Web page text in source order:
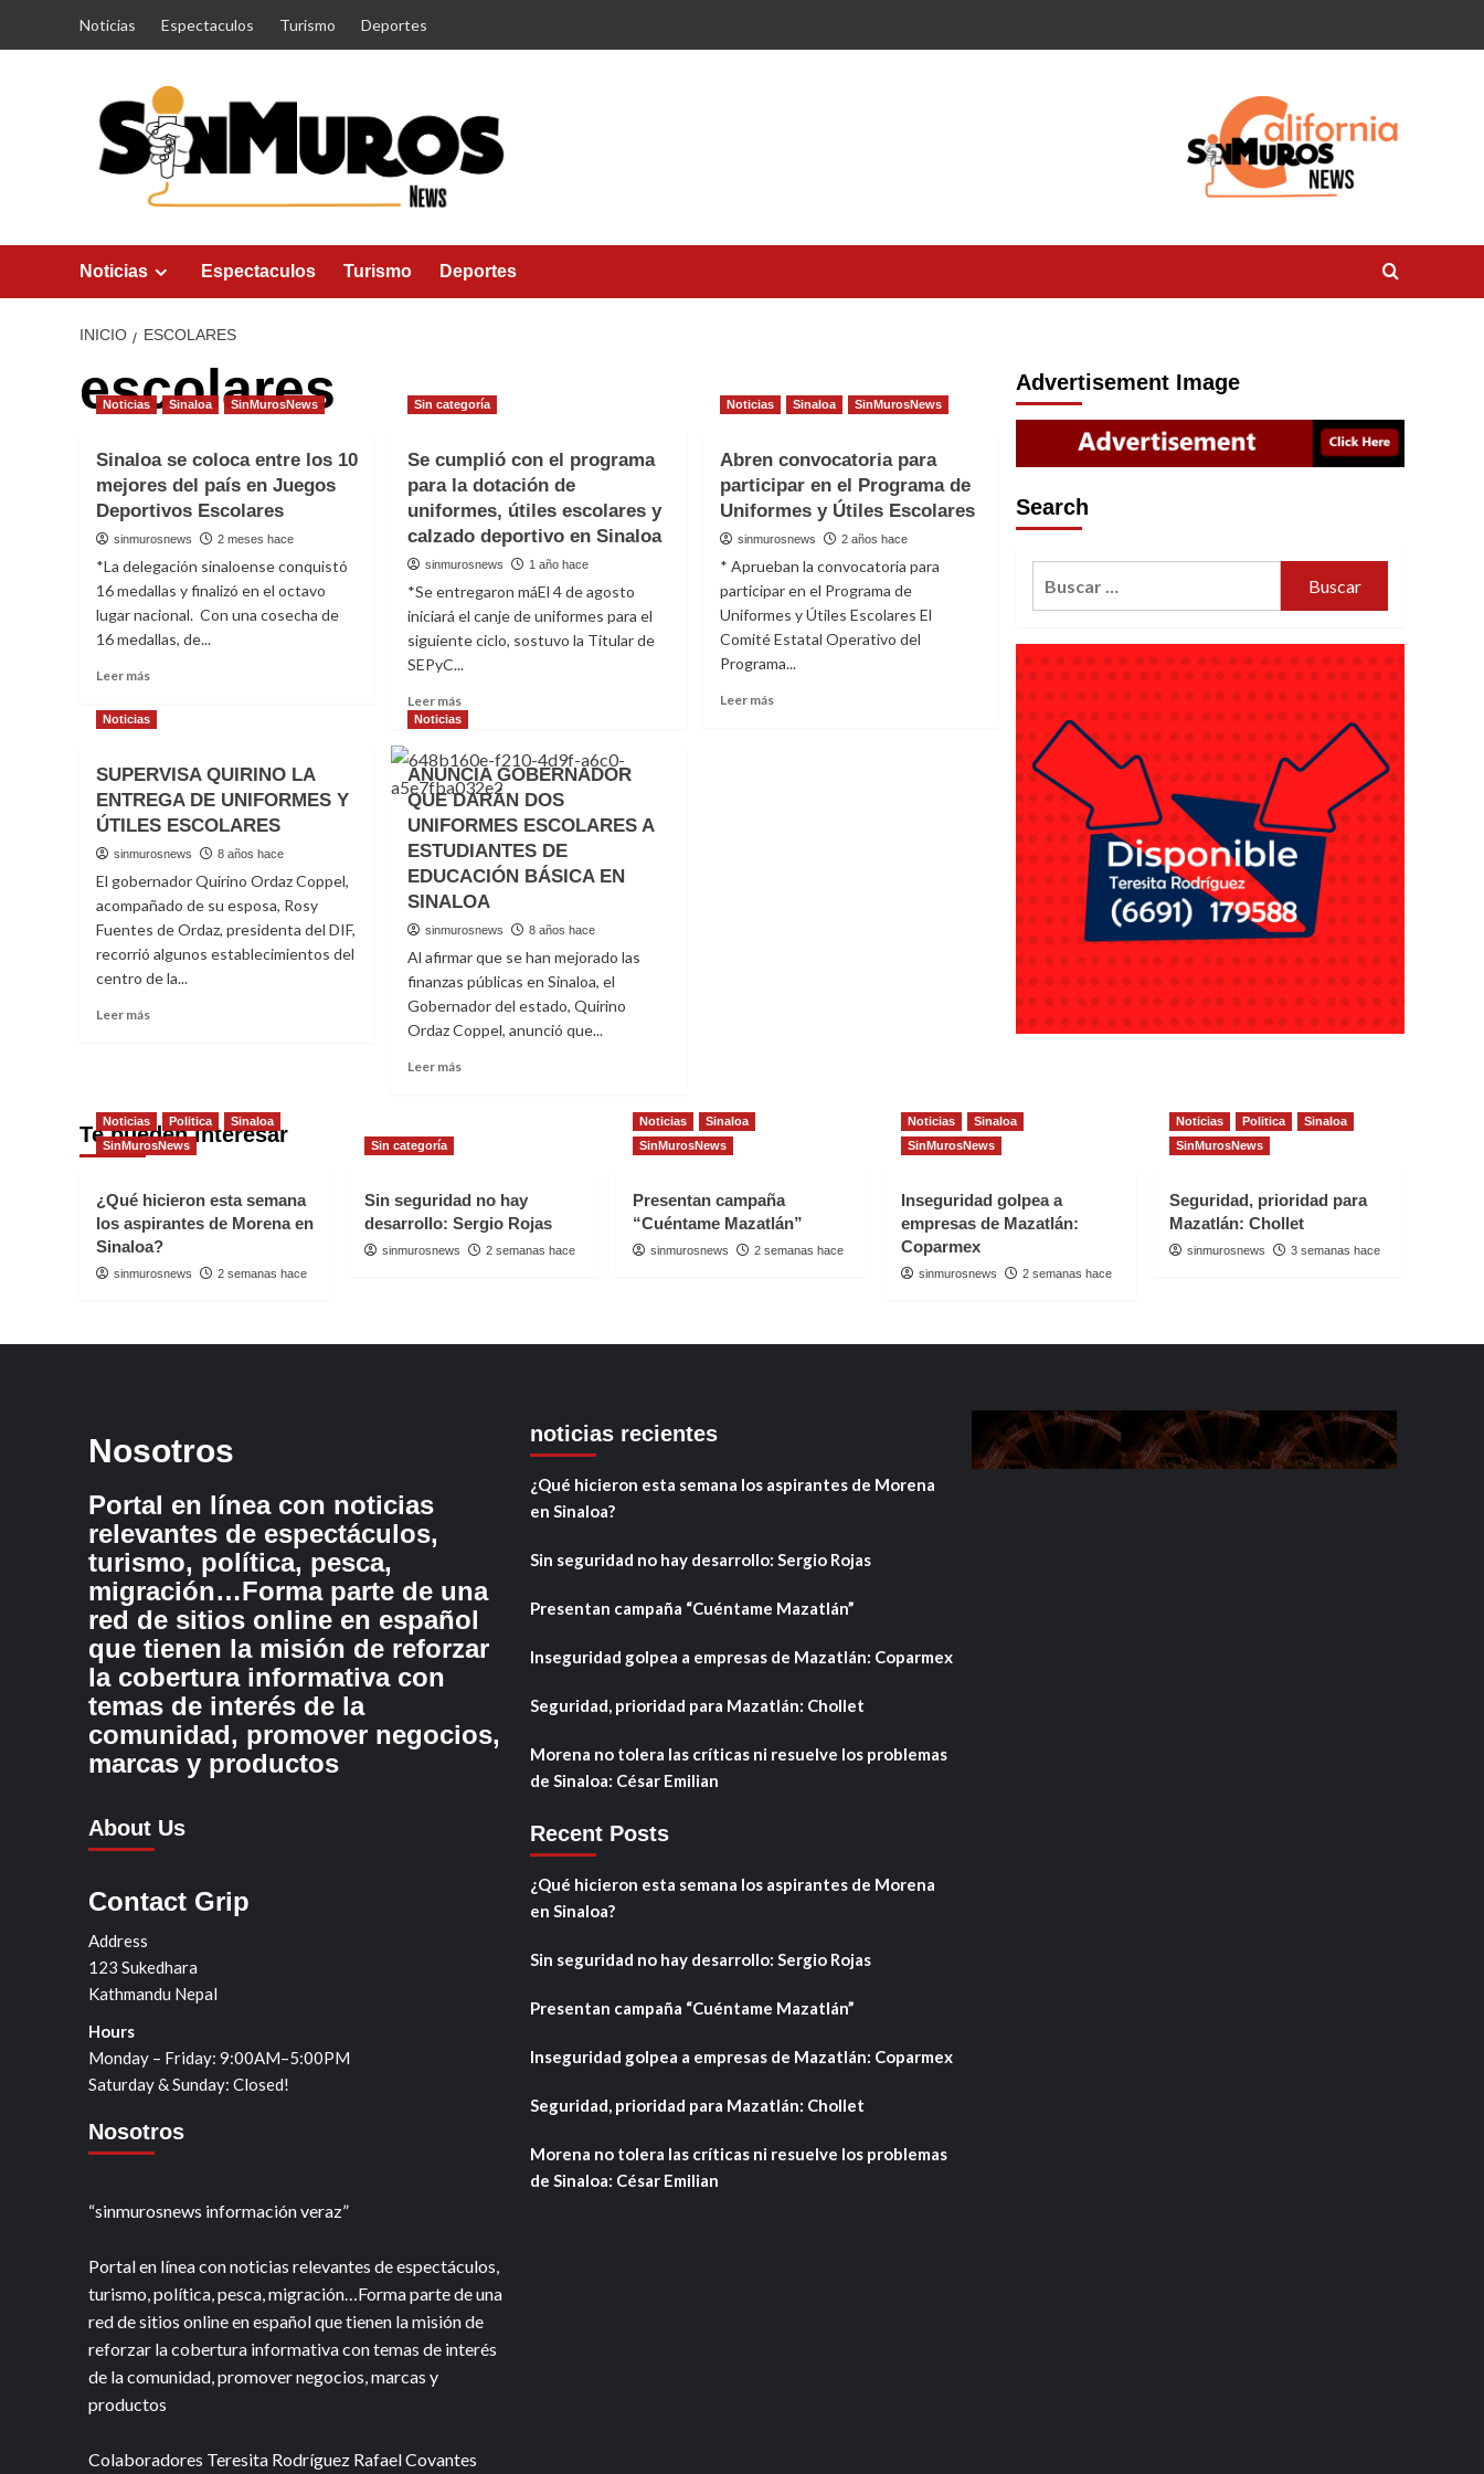
Noticias Espectaculos Turismo Deportes
Noticias Espectaculos Turismo Deportes
INICIO ESCOLARES
escolares
Noticias Sinaloa SinMurosNews
Sinaloa se coloca entre los 10
mejores del país en Juegos
Deportivos Escolares
sinmurosnews 2 meses hace
*La delegación sinaloense conquistó
16 medallas y finalizó en el octavo
lugar nacional. Con una cosecha de
16 medallas, de...
Leer más
about
coloca
entre
los
mejores
del
país
en
Deportivos
Escolares
Sin categoría
Se cumplió con el programa
para la dotación de
uniformes, útiles escolares y
calzado deportivo en Sinaloa
sinmurosnews 1 año hace
*Se entregaron máEl 4 de agosto
iniciará el canje de uniformes para el
siguiente ciclo, sostuvo la Titular de
SEPyC...
Leer más
more
Se
cumplió
con
el
programa
la
dotación
de
uniformes,
útiles
escolares
y
calzado
en
Noticias Sinaloa SinMurosNews
Abren convocatoria para
participar en el Programa de
Uniformes y Útiles Escolares
sinmurosnews 2 años hace
* Aprueban la convocatoria para
participar en el Programa de
Uniformes y Útiles Escolares El
Comité Estatal Operativo del
Programa...
Leer másRead
Noticias
SUPERVISA QUIRINO LA
ENTREGA DE UNIFORMES Y
ÚTILES ESCOLARES
sinmurosnews 8 años hace
El gobernador Quirino Ordaz Coppel,
acompañado de su esposa, Rosy
Fuentes de Ordaz, presidenta del DIF,
recorrió algunos establecimientos del
centro de la...
Leer más
LA
ENTREGA
DE
Y
ÚTILES
ESCOLARES
Noticias
ANUNCIA GOBERNADOR
QUE DARÁN DOS
UNIFORMES ESCOLARES A
ESTUDIANTES DE
EDUCACIÓN BÁSICA EN
SINALOA
sinmurosnews 8 años hace
Al afirmar que se han mejorado las
finanzas públicas en Sinaloa, el
Gobernador del estado, Quirino
Ordaz Coppel, anunció que...
Leer más
DOS
UNIFORMES
ESCOLARES
Advertisement Image
Search
Te pueden interesar
Noticias Politica
Sinaloa
SinMurosNews
¿Qué hicieron esta semana
los aspirantes de Morena en
Sinaloa?
sinmurosnews 2 semanas hace
Sin categoría
Sin seguridad no hay
desarrollo: Sergio Rojas
sinmurosnews 2 semanas hace
Noticias
Sinaloa
SinMurosNews
Presentan campaña
“Cuéntame Mazatlán”
sinmurosnews 2 semanas hace
Noticias
Sinaloa
SinMurosNews
Inseguridad golpea a
empresas de Mazatlán:
Coparmex
sinmurosnews 2 semanas hace
Noticias Politica
Sinaloa
SinMurosNews
Seguridad, prioridad para
Mazatlán: Chollet
sinmurosnews 3 semanas hace
Nosotros
Portal en línea con noticias
relevantes de espectáculos,
turismo, política, pesca,
migración…Forma parte de una
red de sitios online en español
que tienen la misión de reforzar
la cobertura informativa con
temas de interés de la
comunidad, promover negocios,
marcas y productos
About Us
Contact Grip
Address
123 Sukedhara
Kathmandu Nepal
Hours
Monday – Friday: 9:00AM–5:00PM
Saturday & Sunday: Closed!
Nosotros
“sinmurosnews información veraz”
Portal en línea con noticias relevantes de espectáculos,
turismo, política, pesca, migración…Forma parte de una
red de sitios online en español que tienen la misión de
reforzar la cobertura informativa con temas de interés
de la comunidad, promover negocios, marcas y
productos
Colaboradores Teresita Rodríguez Rafael Covantes
noticias recientes
¿Qué hicieron esta semana los aspirantes de Morena
en Sinaloa?
Sin seguridad no hay desarrollo: Sergio Rojas
Presentan campaña “Cuéntame Mazatlán”
Inseguridad golpea a empresas de Mazatlán: Coparmex
Seguridad, prioridad para Mazatlán: Chollet
Morena no tolera las críticas ni resuelve los problemas
de Sinaloa: César Emilian
Recent Posts
¿Qué hicieron esta semana los aspirantes de Morena
en Sinaloa?
Sin seguridad no hay desarrollo: Sergio Rojas
Presentan campaña “Cuéntame Mazatlán”
Inseguridad golpea a empresas de Mazatlán: Coparmex
Seguridad, prioridad para Mazatlán: Chollet
Morena no tolera las críticas ni resuelve los problemas
de Sinaloa: César Emilian